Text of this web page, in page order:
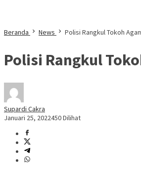
Beranda News Polisi Rangkul Tokoh
Polisi Rangkul
Supardi Cakra
Januari 25, 2022450 Dilihat